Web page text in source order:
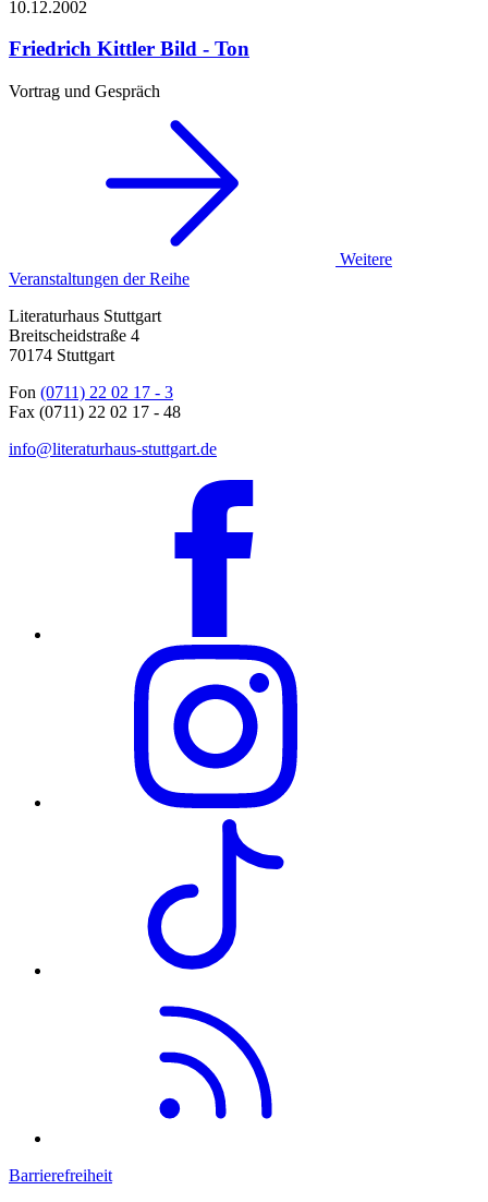
10.12.2002
Friedrich Kittler Bild - Ton
Vortrag und Gespräch
Weitere
Veranstaltungen der Reihe
Literaturhaus Stuttgart
Breitscheidstraße 4
70174 Stuttgart
Fon (0711) 22 02 17 - 3
Fax (0711) 22 02 17 - 48
info@literaturhaus-stuttgart.de
Barrierefreiheit